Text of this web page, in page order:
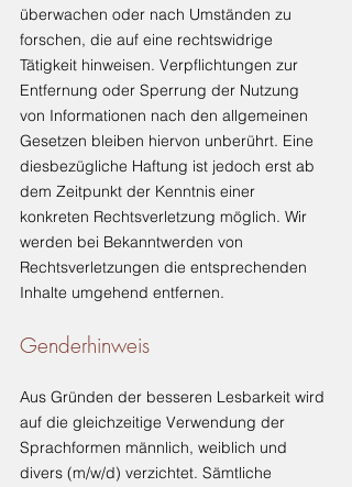
überwachen oder nach Umständen zu
forschen, die auf eine rechtswidrige
Tätigkeit hinweisen. Verpflichtungen zur
Entfernung oder Sperrung der Nutzung
von Informationen nach den allgemeinen
Gesetzen bleiben hiervon unberührt. Eine
diesbezügliche Haftung ist jedoch erst ab
dem Zeitpunkt der Kenntnis einer
konkreten Rechtsverletzung möglich. Wir
werden bei Bekanntwerden von
Rechtsverletzungen die entsprechenden
Inhalte umgehend entfernen.
Genderhinweis
Aus Gründen der besseren Lesbarkeit wird
auf die gleichzeitige Verwendung der
Sprachformen männlich, weiblich und
divers (m/w/d) verzichtet. Sämtliche